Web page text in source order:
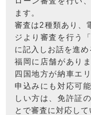
ます。
審査は2種類あり、
ジより審査を行う
に記入しお話を進め
福岡に店舗があり
四国地方が納車エ
申込みにも対応可
しい方は、免許証
とで審査に対応して